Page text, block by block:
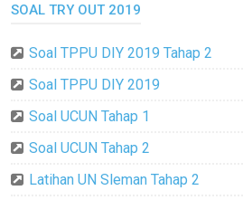
SOAL TRY OUT 2019
Soal TPPU DIY 2019 Tahap 2
Soal TPPU DIY 2019
Soal UCUN Tahap 1
Soal UCUN Tahap 2
Latihan UN Sleman Tahap 2